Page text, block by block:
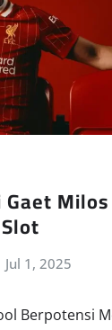
Jul 1, 2025